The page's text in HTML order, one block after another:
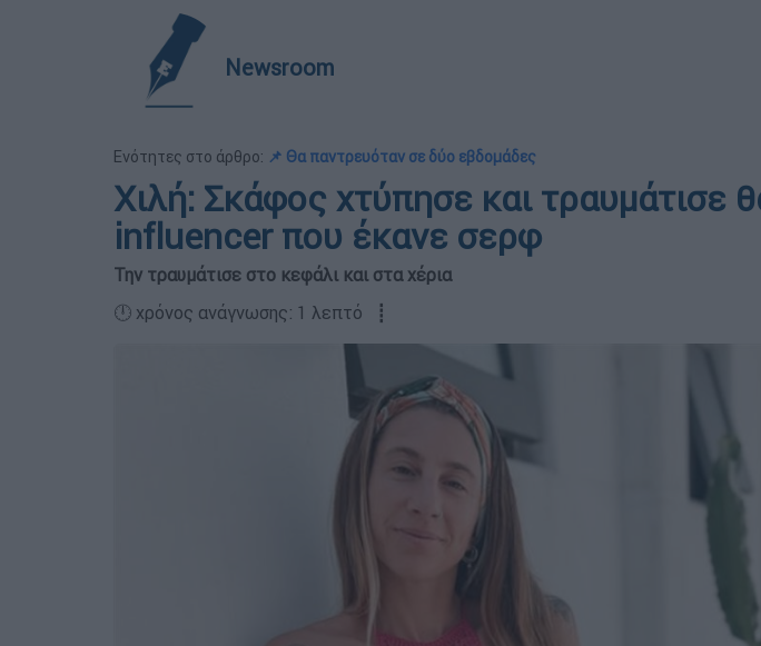
Newsroom
Ενότητες στο άρθρο: 📌 Θα παντρευόταν σε δύο εβδομάδες
Χιλή: Σκάφος χτύπησε και τραυμάτισε
influencer που έκανε σερφ
Την τραυμάτισε στο κεφάλι και στα χέρια
🕛 χρόνος ανάγνωσης: 1 λεπτό ┋